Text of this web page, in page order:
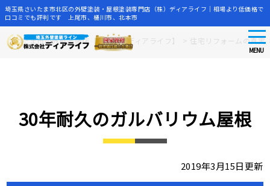
Skip
to
埼玉県さいたま市北区の外壁塗装・屋根塗装専門店（株）ディアライフ｜相場より低価格で
口コミでも評判です 上尾市、桶川市、北本市
MENU
さいたま市の外壁塗装店【株式会社ディアライフ】 住宅リフォームの真実
30年耐久のガルバリウム屋根
2019年3月15日更新